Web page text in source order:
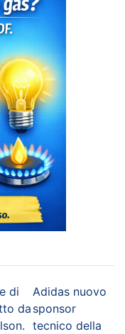
di
da
Adidas nuovo
sponsor
tecnico della